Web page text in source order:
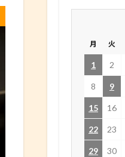
月 火
1 2
8 9
15 16
22 23
29 30